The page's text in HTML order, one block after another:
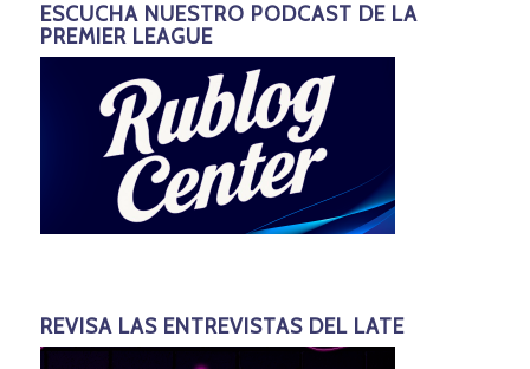
ESCUCHA NUESTRO PODCAST DE LA
PREMIER LEAGUE
REVISA LAS ENTREVISTAS DEL LATE